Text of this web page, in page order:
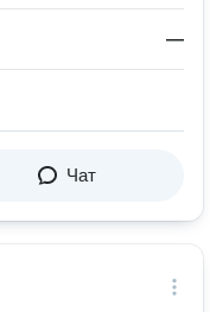
—
Чат